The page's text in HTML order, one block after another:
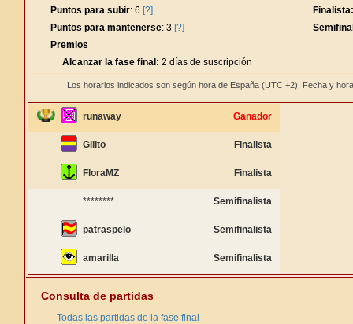
Puntos para subir: 6 [?]
Puntos para mantenerse: 3 [?]
Premios
Alcanzar la fase final: 2 días de suscripción
Finalista:
Los horarios indicados son según hora de España (UTC +2). Fecha y
runaway Ganador
Gilito Finalista
FloraMZ Finalista
******** Semifinalista
patraspelo Semifinalista
amarilla Semifinalista
Consulta de partidas
Todas las partidas de la fase final